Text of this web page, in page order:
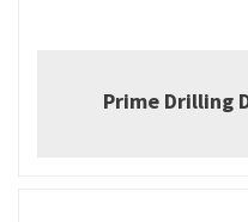
Prime Drilling